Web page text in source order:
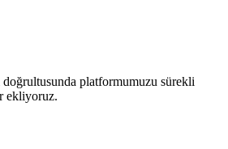
platformumuzu sürekli
ekliyoruz.